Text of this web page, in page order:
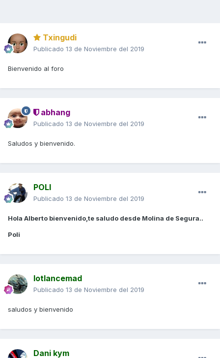
Txingudi
Publicado 13 de Noviembre del 2019
Bienvenido al foro
abhang
Publicado 13 de Noviembre del 2019
Saludos y bienvenido.
POLI
Publicado 13 de Noviembre del 2019
Hola Alberto bienvenido,te saludo desde Molina de Segura..
Poli
lotlancemad
Publicado 13 de Noviembre del 2019
saludos y bienvenido
Dani kym